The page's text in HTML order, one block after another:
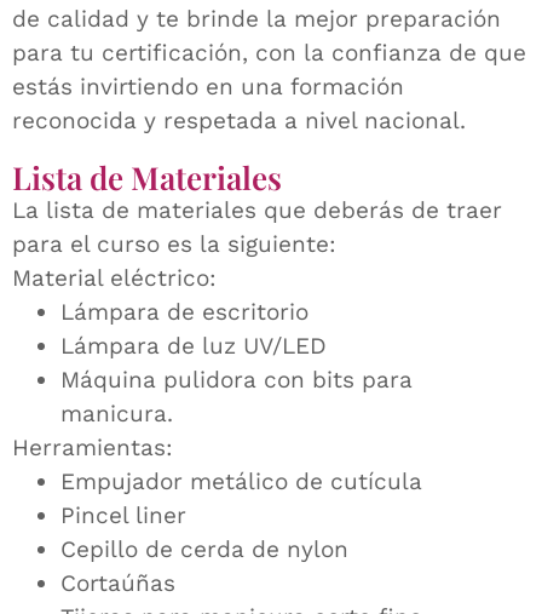
de calidad y te brinde la mejor preparación
para tu certificación, con la confianza de que
estás invirtiendo en una formación
reconocida y respetada a nivel nacional.
Lista de Materiales
La lista de materiales que deberás de traer
para el curso es la siguiente:
Material eléctrico:
Lámpara de escritorio
Lámpara de luz UV/LED
Máquina pulidora con bits para
manicura.
Herramientas:
Empujador metálico de cutícula
Pincel liner
Cepillo de cerda de nylon
Cortaúñas